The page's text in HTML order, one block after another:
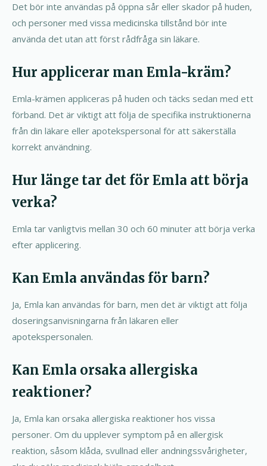
Det bör inte användas på öppna sår eller skador på huden,
och personer med vissa medicinska tillstånd bör inte
använda det utan att först rådfråga sin läkare.
Hur applicerar man Emla-kräm?
Emla-krämen appliceras på huden och täcks sedan med ett
förband. Det är viktigt att följa de specifika instruktionerna
från din läkare eller apotekspersonal för att säkerställa
korrekt användning.
Hur länge tar det för Emla att börja
verka?
Emla tar vanligtvis mellan 30 och 60 minuter att börja verka
efter applicering.
Kan Emla användas för barn?
Ja, Emla kan användas för barn, men det är viktigt att följa
doseringsanvisningarna från läkaren eller
apotekspersonalen.
Kan Emla orsaka allergiska
reaktioner?
Ja, Emla kan orsaka allergiska reaktioner hos vissa
personer. Om du upplever symptom på en allergisk
reaktion, såsom klåda, svullnad eller andningssvårigheter,